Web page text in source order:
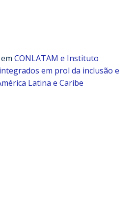
em CONLATAM e Instituto
em prol da inclusão e
Latina e Caribe